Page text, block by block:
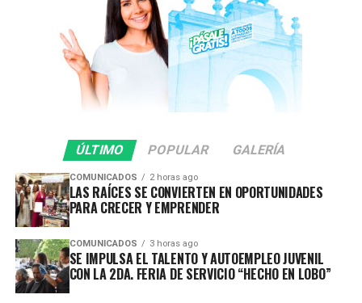
“Diversificar no significa dejar atrás aquello que
sabemos hacer; significa aprovechar todo ese
conocimiento, esa experiencia y esa capacidad
instalada para abrir nuevas puertas y conquistar
Aseguró que las empresas de la proveeduría cuentan
con el talento, la infraestructura y la capacidad de
innovación necesarias para competir en sectores como
el automotriz, aeroespacial, médico, mobiliario,
manufactura avanzada y la industria alimentaria,
demostrando que el talento leonés puede responder a
las exigencias de mercados cada vez más especializados.
ÚLTIMO POPULAR GALERÍA
COMUNICADOS 2 horas ago
LAS RAÍCES SE CONVIERTEN EN OPORTUNIDADES
PARA CRECER Y EMPRENDER
COMUNICADOS 3 horas ago
SE IMPULSA EL TALENTO Y AUTOEMPLEO JUVENIL
CON LA 2DA. FERIA DE SERVICIO “HECHO EN LOBO”